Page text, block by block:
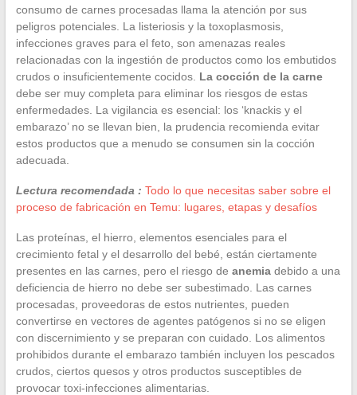
consumo de carnes procesadas llama la atención por sus
peligros potenciales. La listeriosis y la toxoplasmosis,
infecciones graves para el feto, son amenazas reales
relacionadas con la ingestión de productos como los embutidos
crudos o insuficientemente cocidos. La cocción de la carne
debe ser muy completa para eliminar los riesgos de estas
enfermedades. La vigilancia es esencial: los ‘knackis y el
embarazo’ no se llevan bien, la prudencia recomienda evitar
estos productos que a menudo se consumen sin la cocción
adecuada.
Lectura recomendada : Todo lo que necesitas saber sobre el
proceso de fabricación en Temu: lugares, etapas y desafíos
Las proteínas, el hierro, elementos esenciales para el
crecimiento fetal y el desarrollo del bebé, están ciertamente
presentes en las carnes, pero el riesgo de anemiadebido a una
deficiencia de hierro no debe ser subestimado. Las carnes
procesadas, proveedoras de estos nutrientes, pueden
convertirse en vectores de agentes patógenos si no se eligen
con discernimiento y se preparan con cuidado. Los alimentos
prohibidos durante el embarazo también incluyen los pescados
crudos, ciertos quesos y otros productos susceptibles de
provocar toxi-infecciones alimentarias.